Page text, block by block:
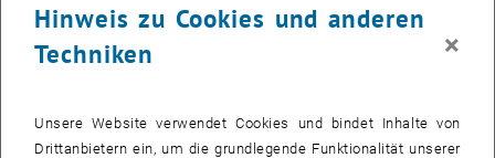
Hinweis zu Cookies und anderen
Techniken
×
Unsere Website verwendet Cookies und bindet Inhalte von
Drittanbietern ein, um die grundlegende Funktionalität unserer